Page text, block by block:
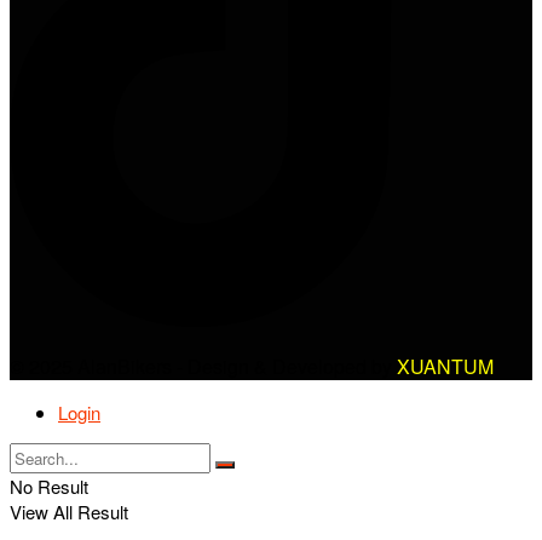
XUANTUM
Login
No Result
View All Result